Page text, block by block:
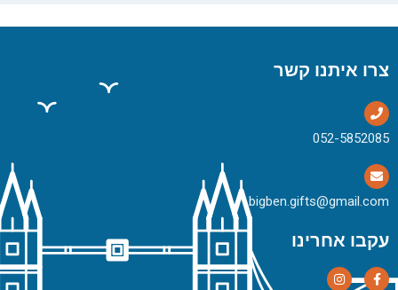
צרו איתנו קשר
bigben.gifts@gmail.com
עקבו אחרינו